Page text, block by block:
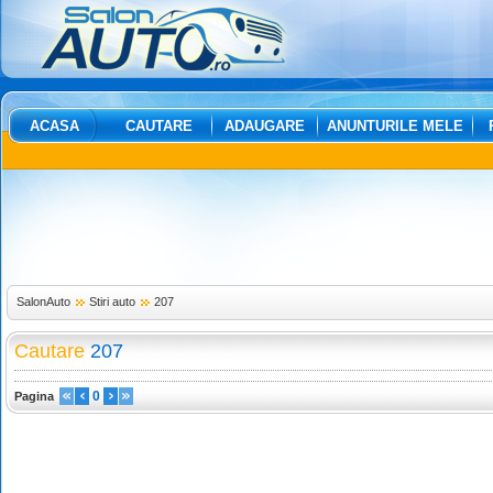
ACASA CAUTARE ADAUGARE ANUNTURILE MELE
SalonAuto Stiri auto 207
Cautare 207
Pagina 0